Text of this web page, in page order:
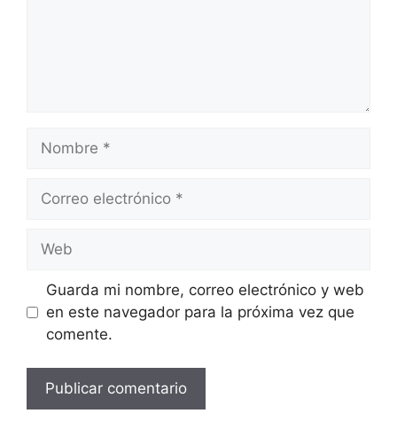
electrónico
Guarda mi nombre, correo electrónico y web
en este navegador para la próxima vez que
comente.